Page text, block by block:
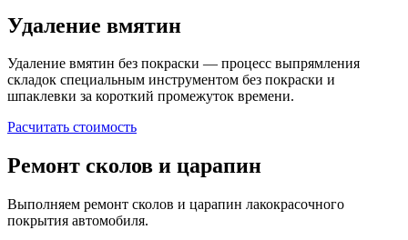
Удаление вмятин
Удаление вмятин без покраски — процесс выпрямления
складок специальным инструментом без покраски и
шпаклевки за короткий промежуток времени.
Расчитать стоимость
Ремонт сколов и царапин
Выполняем ремонт сколов и царапин лакокрасочного
покрытия автомобиля.